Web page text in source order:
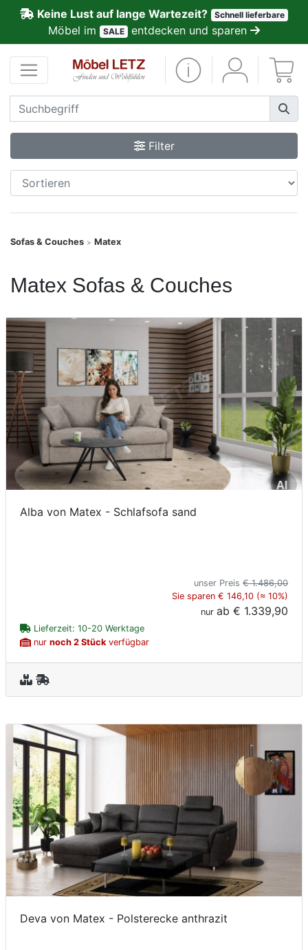
Keine Lust auf lange Wartezeit? Schnell lieferbare
Möbel im SALE entdecken und sparen
Filter
Sofas & Couches > Matex
Matex Sofas & Couches
Alba von Matex - Schlafsofa sand
unser Preis € 1.486,00
Sie sparen € 146,10 (≈ 10%)
nur ab € 1.339,90
Lieferzeit: 10-20 Werktage
nur noch 2 Stückverfügbar
Deva von Matex - Polsterecke anthrazit
Kundenmeinungen
Anmelden
PREMIUM
Schnell
lieferbar
SALE
Möbel-
0%
Finanzierung
Markenwelt
Letz-
Deals